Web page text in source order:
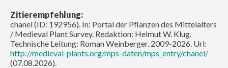
Zitierempfehlung:
chanel (ID: 192956). In: Portal der Pflanzen des Mittelalters
/ Medieval Plant Survey. Redaktion: Helmut W. Klug.
Technische Leitung: Roman Weinberger. 2009-2026. Url:
http://medieval-plants.org/mps-daten/mps_entry/chanel/
(07.08.2026).